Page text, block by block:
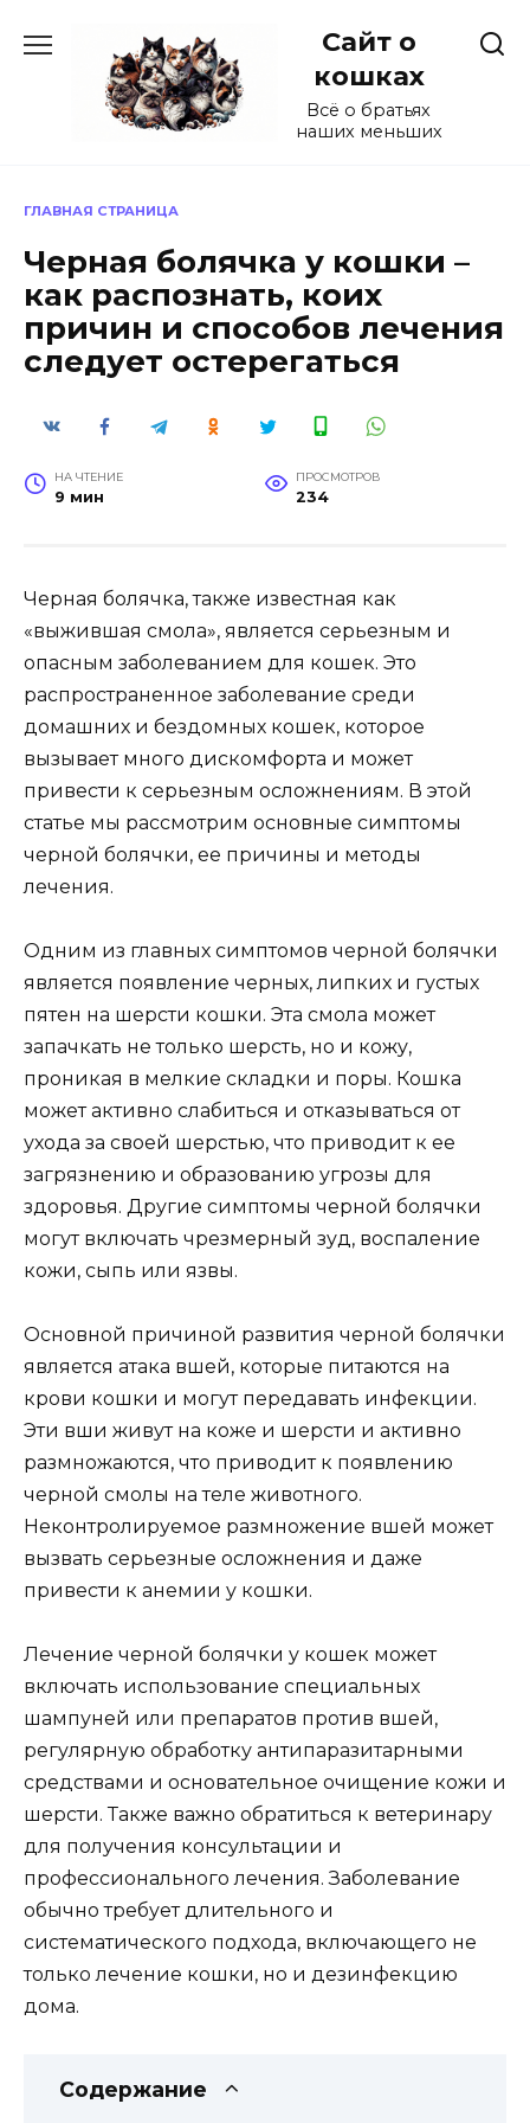
содержанию
Сайт о
кошках
Всё о братьях
наших меньших
ГЛАВНАЯ СТРАНИЦА
Черная болячка у кошки –
как распознать, коих
причин и способов лечения
следует остерегаться
НА ЧТЕНИЕ
9 мин
ПРОСМОТРОВ
234
Черная болячка, также известная как
«выжившая смола», является серьезным и
опасным заболеванием для кошек. Это
распространенное заболевание среди
домашних и бездомных кошек, которое
вызывает много дискомфорта и может
привести к серьезным осложнениям. В этой
статье мы рассмотрим основные симптомы
черной болячки, ее причины и методы
лечения.
Одним из главных симптомов черной болячки
является появление черных, липких и густых
пятен на шерсти кошки. Эта смола может
запачкать не только шерсть, но и кожу,
проникая в мелкие складки и поры. Кошка
может активно слабиться и отказываться от
ухода за своей шерстью, что приводит к ее
загрязнению и образованию угрозы для
здоровья. Другие симптомы черной болячки
могут включать чрезмерный зуд, воспаление
кожи, сыпь или язвы.
Основной причиной развития черной болячки
является атака вшей, которые питаются на
крови кошки и могут передавать инфекции.
Эти вши живут на коже и шерсти и активно
размножаются, что приводит к появлению
черной смолы на теле животного.
Неконтролируемое размножение вшей может
вызвать серьезные осложнения и даже
привести к анемии у кошки.
Лечение черной болячки у кошек может
включать использование специальных
шампуней или препаратов против вшей,
регулярную обработку антипаразитарными
средствами и основательное очищение кожи и
шерсти. Также важно обратиться к ветеринару
для получения консультации и
профессионального лечения. Заболевание
обычно требует длительного и
систематического подхода, включающего не
только лечение кошки, но и дезинфекцию
дома.
Содержание